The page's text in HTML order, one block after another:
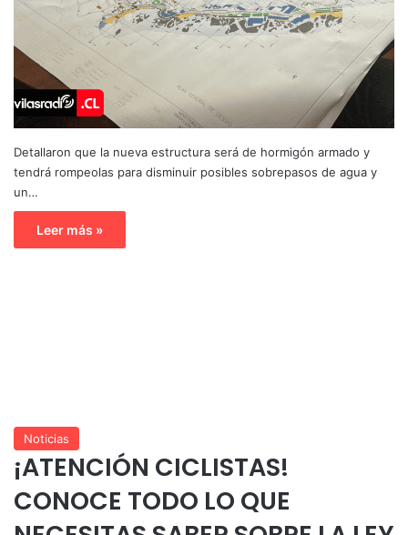
Detallaron que la nueva estructura será de hormigón armado y
tendrá rompeolas para disminuir posibles sobrepasos de agua y
un…
Leer más »
Noticias
¡ATENCIÓN CICLISTAS!
CONOCE TODO LO QUE